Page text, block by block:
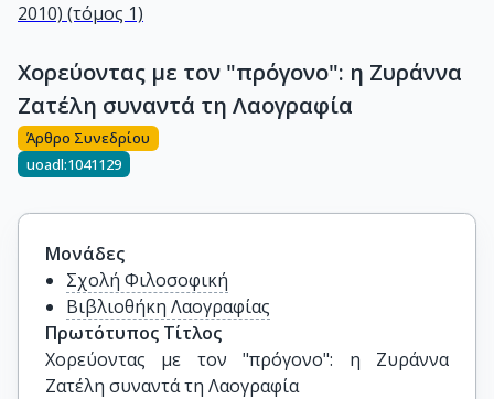
2010) (τόμος 1)
Χορεύοντας με τον "πρόγονο": η Ζυράννα
Ζατέλη συναντά τη Λαογραφία
Άρθρο Συνεδρίου
uoadl:1041129
Μονάδες
Σχολή Φιλοσοφική
Βιβλιοθήκη Λαογραφίας
Πρωτότυπος Τίτλος
Χορεύοντας με τον "πρόγονο": η Ζυράννα
Ζατέλη συναντά τη Λαογραφία